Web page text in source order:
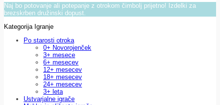
Naj bo potovanje ali potepanje z otrokom čimbolj prijetno! Izdelki za
brezskrben družinski dopust.
Kategorija Igranje
Po starosti otroka
0+ Novorojenček
3+ mesece
6+ mesecev
12+ mesecev
18+ mesecev
24+ mesecev
3+ leta
Ustvarjalne igrače